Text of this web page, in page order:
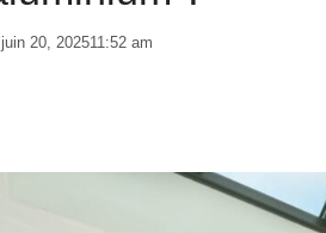
juin 20, 202511:52 am